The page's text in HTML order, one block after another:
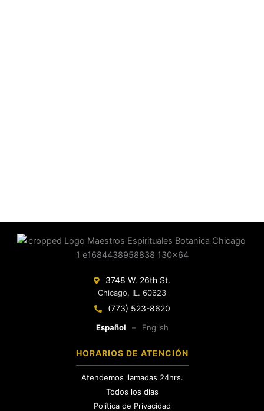
3748 W. 26th St.
Chicago, IL. 60623
(773) 523-8620
Español – English
HORARIOS DE ATENCIÓN
Atendemos llamadas 24hrs.
Todos los días
Política de Privacidad